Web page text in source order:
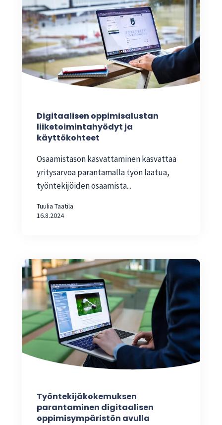
Digitaalisen oppimisalustan
liiketoimintahyödyt ja
käyttökohteet
Osaamistason kasvattaminen kasvattaa
yritysarvoa parantamalla työn laatua,
työntekijöiden osaamista...
Tuulia Taatila
16.8.2024
Työntekijäkokemuksen
parantaminen digitaalisen
oppimisympäristön avulla